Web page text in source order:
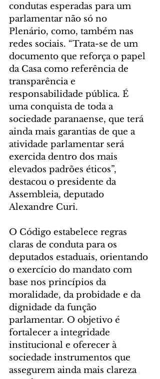
condutas esperadas para um
parlamentar não só no
Plenário, como, também nas
redes sociais. “Trata-se de um
documento que reforça o papel
da Casa como referência de
transparência e
responsabilidade pública. É
uma conquista de toda a
sociedade paranaense, que terá
ainda mais garantias de que a
atividade parlamentar será
exercida dentro dos mais
elevados padrões éticos”,
destacou o presidente da
Assembleia, deputado
Alexandre Curi.
O Código estabelece regras
claras de conduta para os
deputados estaduais, orientando
o exercício do mandato com
base nos princípios da
moralidade, da probidade e da
dignidade da função
parlamentar. O objetivo é
fortalecer a integridade
institucional e oferecer à
sociedade instrumentos que
assegurem ainda mais clareza